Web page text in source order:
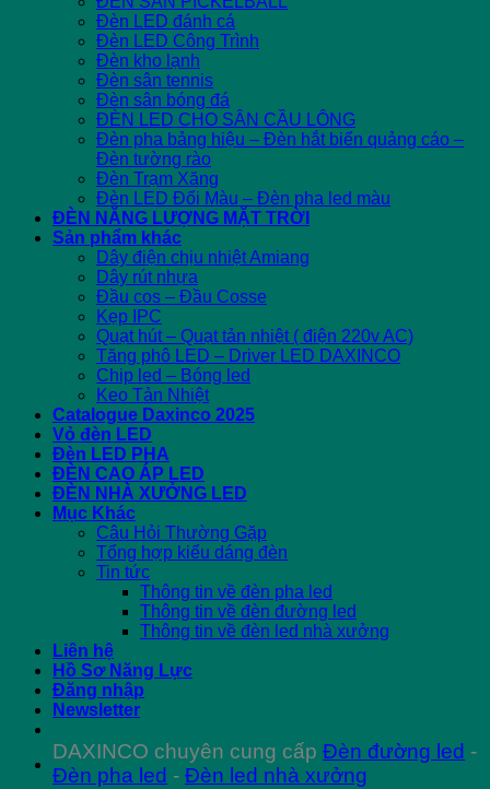
Đèn LED đánh cá
Đèn LED Công Trình
Đèn kho lạnh
Đèn sân tennis
Đèn sân bóng đá
ĐÈN LED CHO SÂN CẦU LÔNG
Đèn pha bảng hiệu – Đèn hắt biển quảng cáo –
Đèn tường rào
Đèn Trạm Xăng
Đèn LED Đổi Màu – Đèn pha led màu
ĐÈN NĂNG LƯỢNG MẶT TRỜI
Sản phẩm khác
Dây điện chịu nhiệt Amiang
Dây rút nhựa
Đầu cos – Đầu Cosse
Kẹp IPC
Quạt hút – Quạt tản nhiệt ( điện 220v AC)
Tăng phô LED – Driver LED DAXINCO
Chip led – Bóng led
Keo Tản Nhiệt
Catalogue Daxinco 2025
Vỏ đèn LED
Đèn LED PHA
ĐÈN CAO ÁP LED
ĐÈN NHÀ XƯỞNG LED
Mục Khác
Câu Hỏi Thường Gặp
Tổng hợp kiểu dáng đèn
Tin tức
Thông tin về đèn pha led
Thông tin về đèn đường led
Thông tin về đèn led nhà xưởng
Liên hệ
Hồ Sơ Năng Lực
Đăng nhập
Newsletter
DAXINCO chuyên cung cấp Đèn đường led -
Đèn pha led - Đèn led nhà xưởng